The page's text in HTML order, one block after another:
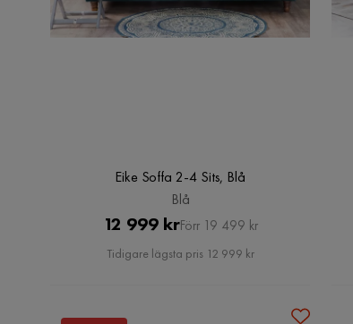
Eike Soffa 2-4 Sits, Blå
Blå
Pris
12 999 krOriginal
Pris
Förr 19 499 kr
Tidigare lägsta pris 12 999 kr